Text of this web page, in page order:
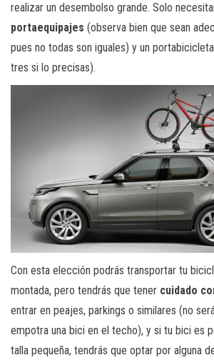
realizar un desembolso grande. Solo
portaequipajes (observa bien que sean
pues no todas son iguales) y un
tres si lo precisas).
Con esta elección podrás transportar tu
montada, pero tendrás que tener cuidado
entrar en peajes, parkings o similares (no
empotra una bici en el techo), y si tu bici es
talla pequeña, tendrás que optar por alguna